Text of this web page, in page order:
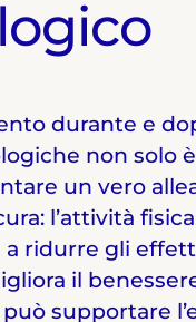
durante e
non solo
un vero
l’attività fisica
ridurre gli
il
supportare